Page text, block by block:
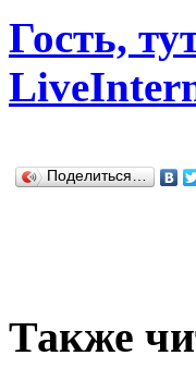
Гость,
Поделиться…
Также